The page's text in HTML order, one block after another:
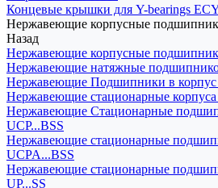
Концевые крышки для Y-bearings
Нержавеющие корпусные
Назад
Нержавеющие корпусные
Нержавеющие натяжные
Нержавеющие Подшипники в корпус
Нержавеющие стационарные корпуса
Нержавеющие Стационарные
UCP...BSS
Нержавеющие стационарные
UCPA...BSS
Нержавеющие стационарные
UP...SS